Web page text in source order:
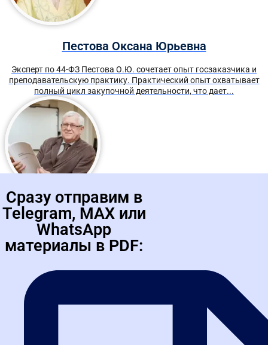
Пестова Оксана Юрьевна
Эксперт по 44-ФЗ Пестова О.Ю. сочетает опыт госзаказчика и
преподавательскую практику. Практический опыт охватывает
полный цикл закупочной деятельности, что дает...
Добрецов Григорий Борисович
Кандидат исторических наук. Сертифицированный
преподаватель в сфере закупок ресурсов ЭТП РТС-тендер и
Автор более...
Сразу отправим в
Telegram, MAX или